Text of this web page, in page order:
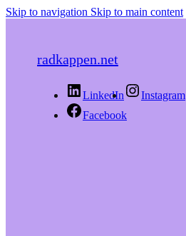
Skip to navigation Skip to main content
radkappen.net
LinkedIn
Instagram
Facebook